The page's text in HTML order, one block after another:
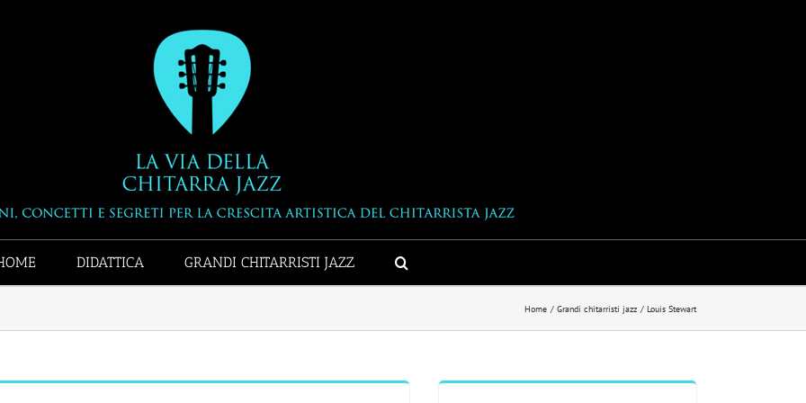
DIDATTICA GRANDI CHITARRISTI JAZZ
Home Grandi chitarristi jazz Louis Stewart